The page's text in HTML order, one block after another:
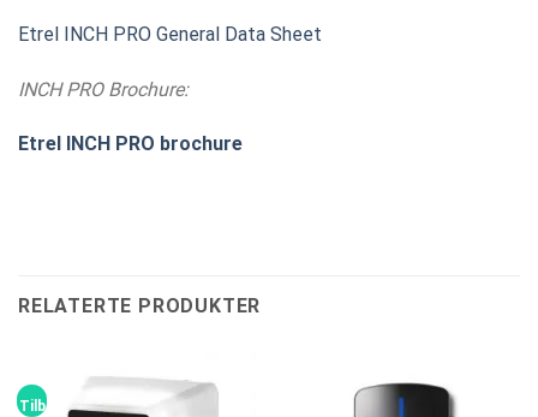
Etrel INCH PRO General Data Sheet
INCH PRO Brochure:
Etrel INCH PRO brochure
RELATERTE PRODUKTER
Tilbud!